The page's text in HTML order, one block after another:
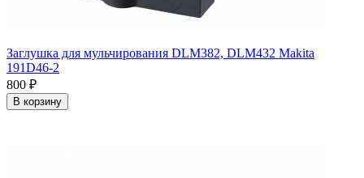
Заглушка для мульчирования DLM382, DLM432 Makita
191D46-2
800 ₽
В корзину